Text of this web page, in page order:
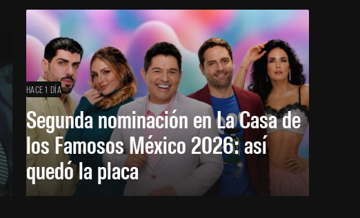
HACE 1 DÍA
Segunda nominación en La Casa de
los Famosos México 2026: así
quedó la placa